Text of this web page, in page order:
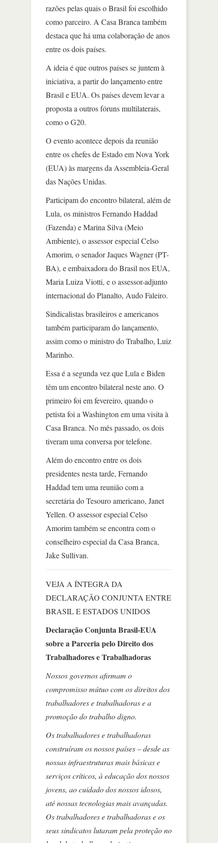
razões pelas quais o Brasil foi escolhido
como parceiro. A Casa Branca também
destaca que há uma colaboração de anos
entre os dois países.
A ideia é que outros países se juntem à
iniciativa, a partir do lançamento entre
Brasil e EUA. Os países devem levar a
proposta a outros fóruns multilaterais,
como o G20.
O evento acontece depois da reunião
entre os chefes de Estado em Nova York
(EUA) às margens da Assembleia-Geral
das Nações Unidas.
Participam do encontro bilateral, além de
Lula, os ministros Fernando Haddad
(Fazenda) e Marina Silva (Meio
Ambiente), o assessor especial Celso
Amorim, o senador Jaques Wagner (PT-
BA), e embaixadora do Brasil nos EUA,
Maria Luiza Viotti, e o assessor-adjunto
internacional do Planalto, Audo Faleiro.
Sindicalistas brasileiros e americanos
também participaram do lançamento,
assim como o ministro do Trabalho, Luiz
Marinho.
Essa é a segunda vez que Lula e Biden
têm um encontro bilateral neste ano. O
primeiro foi em fevereiro, quando o
petista foi a Washington em uma visita à
Casa Branca. No mês passado, os dois
tiveram uma conversa por telefone.
Além do encontro entre os dois
presidentes nesta tarde, Fernando
Haddad tem uma reunião com a
secretária do Tesouro americano, Janet
Yellen. O assessor especial Celso
Amorim também se encontra com o
conselheiro especial da Casa Branca,
Jake Sullivan.
VEJA A ÍNTEGRA DA
DECLARAÇÃO CONJUNTA ENTRE
BRASIL E ESTADOS UNIDOS
Declaração Conjunta Brasil-EUA
sobre a Parceria pelo Direito dos
Trabalhadores e Trabalhadoras
Nossos governos afirmam o
compromisso mútuo com os direitos dos
trabalhadores e trabalhadoras e a
promoção do trabalho digno.
Os trabalhadores e trabalhadoras
construíram os nossos países – desde as
nossas infraestruturas mais básicas e
serviços críticos, à educação dos nossos
jovens, ao cuidado dos nossos idosos,
até nossas tecnologias mais avançadas.
Os trabalhadores e trabalhadoras e os
seus sindicatos lutaram pela proteção no